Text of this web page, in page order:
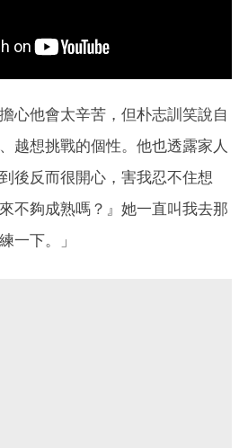
心他會太辛苦，但朴志訓笑說自
越想挑戰的個性。他也透露家人
後反而很開心，害我忍不住想
不夠成熟嗎？』她一直叫我去那
一下。」